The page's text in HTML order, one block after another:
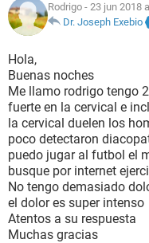
NUTRICIÓN
BIENESTAR
SEXUALIDAD
GLOSARIO
Rodrigo - 23 jun 2018
Dr. Joseph Exebio
Hola,
Buenas noches
Me llamo rodrigo tengo
fuerte en la cervical e
la cervical duelen los
poco detectaron
puedo jugar al futbol el
busque por internet
No tengo demasiado
el dolor es super intenso
Atentos a su respuesta
Muchas gracias